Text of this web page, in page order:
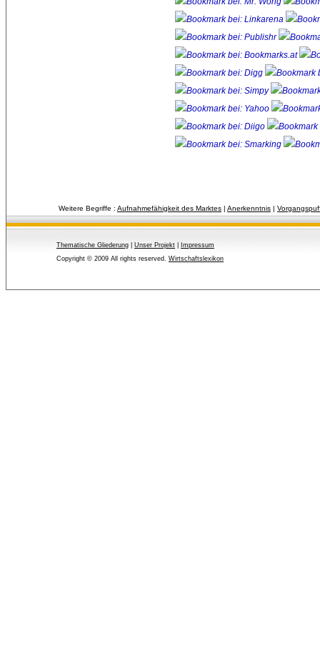
Weitere Begriffe : Aufnahmefähigkeit des Marktes | Anerkenntnis |
Thematische Gliederung Unser Projekt
Impressum
Copyright © 2009 All rights reserved. Wirtschaftslexikon